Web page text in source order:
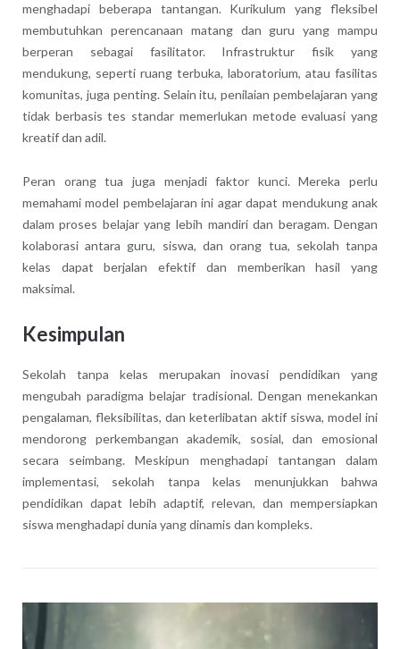
menghadapi beberapa tantangan. Kurikulum yang fleksibel
membutuhkan perencanaan matang dan guru yang mampu
berperan sebagai fasilitator. Infrastruktur fisik yang
mendukung, seperti ruang terbuka, laboratorium, atau fasilitas
komunitas, juga penting. Selain itu, penilaian pembelajaran yang
tidak berbasis tes standar memerlukan metode evaluasi yang
kreatif dan adil.
Peran orang tua juga menjadi faktor kunci. Mereka perlu
memahami model pembelajaran ini agar dapat mendukung anak
dalam proses belajar yang lebih mandiri dan beragam. Dengan
kolaborasi antara guru, siswa, dan orang tua, sekolah tanpa
kelas dapat berjalan efektif dan memberikan hasil yang
maksimal.
Kesimpulan
Sekolah tanpa kelas merupakan inovasi pendidikan yang
mengubah paradigma belajar tradisional. Dengan menekankan
pengalaman, fleksibilitas, dan keterlibatan aktif siswa, model ini
mendorong perkembangan akademik, sosial, dan emosional
secara seimbang. Meskipun menghadapi tantangan dalam
implementasi, sekolah tanpa kelas menunjukkan bahwa
pendidikan dapat lebih adaptif, relevan, dan mempersiapkan
siswa menghadapi dunia yang dinamis dan kompleks.